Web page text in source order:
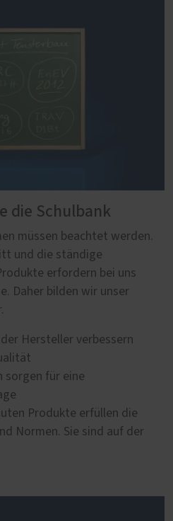
die Schulbank
müssen beachtet werden.
und die ständige
erfordern bei uns
Daher bilden wir unser
Hersteller verbessern
sorgen für eine
Produkte erfüllen die
Normen. Sie sind auf der